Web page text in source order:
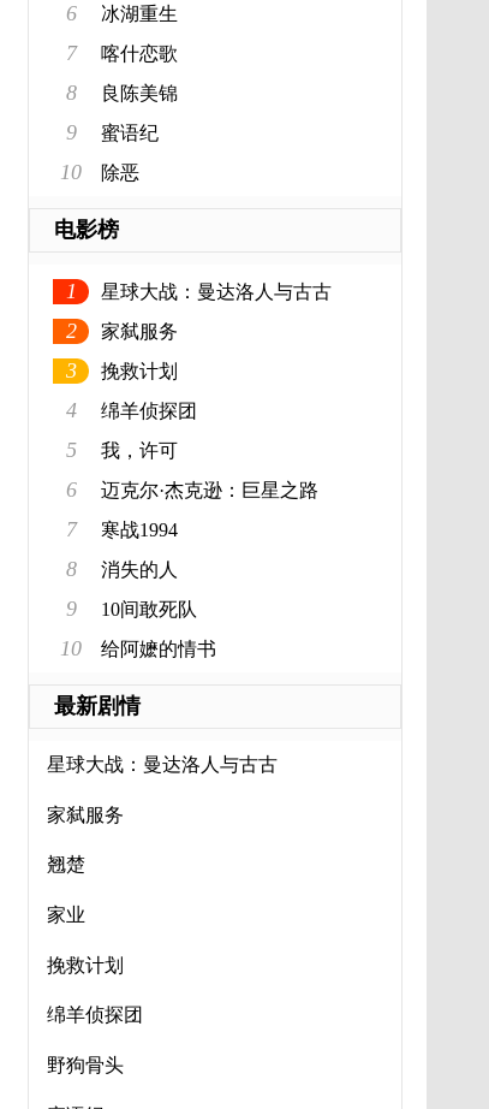
6 冰湖重生
7 喀什恋歌
8 良陈美锦
9 蜜语纪
10 除恶
电影榜
1 星球大战：曼达洛人与古古
2 家弑服务
3 挽救计划
4 绵羊侦探团
5 我，许可
6 迈克尔·杰克逊：巨星之路
7 寒战1994
8 消失的人
9 10间敢死队
10 给阿嬷的情书
最新剧情
星球大战：曼达洛人与古古
家弑服务
翘楚
家业
挽救计划
绵羊侦探团
野狗骨头